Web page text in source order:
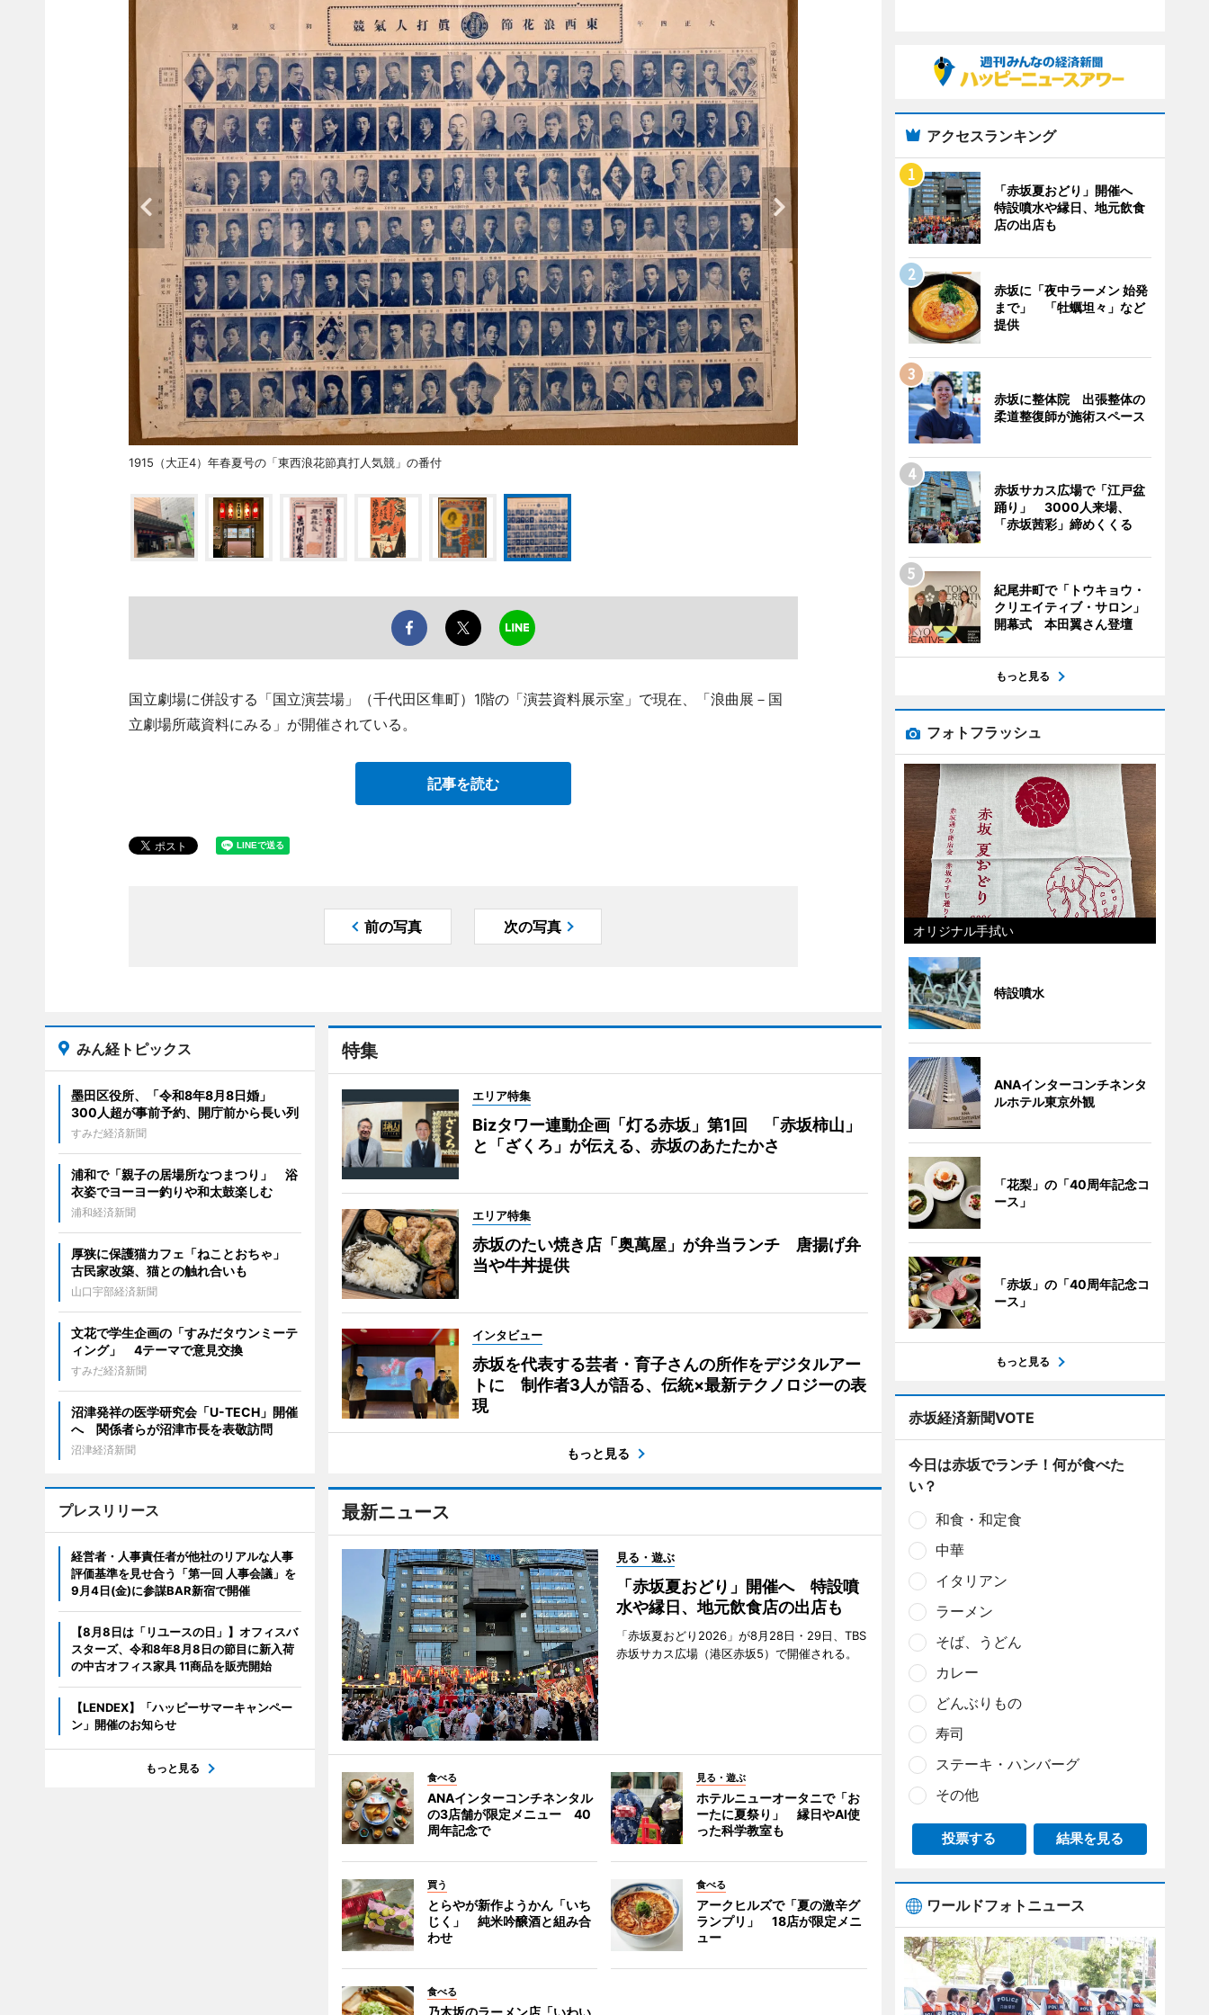
1915（大正4）年春夏号の「東西浪花節真打人気競」の番付
国立劇場に併設する「国立演芸場」（千代田区隼町）1階の「演芸資料展示室」で現在、「浪曲展－国
立劇場所蔵資料にみる」が開催されている。
記事を読む
前の写真 次の写真
特集
エリア特集
Bizタワー連動企画「灯る赤坂」第1回 「赤坂柿山」
と「ざくろ」が伝える、赤坂のあたたかさ
エリア特集
赤坂のたい焼き店「奥萬屋」が弁当ランチ 唐揚げ弁
当や牛丼提供
インタビュー
赤坂を代表する芸者・育子さんの所作をデジタルアー
トに 制作者3人が語る、伝統×最新テクノロジーの表
現
もっと見る
最新ニュース
見る・遊ぶ
「赤坂夏おどり」開催へ 特設噴
水や縁日、地元飲食店の出店も
「赤坂夏おどり2026」が8月28日・29日、TBS
赤坂サカス広場（港区赤坂5）で開催される。
食べる
ANAインターコンチネンタル
の3店舗が限定メニュー 40
周年記念で
見る・遊ぶ
ホテルニューオータニで「お
ーたに夏祭り」 縁日やAI使
った科学教室も
買う
とらやが新作ようかん「いち
じく」 純米吟醸酒と組み合
わせ
食べる
アークヒルズで「夏の激辛グ
ランプリ」 18店が限定メニ
ュー
食べる
乃木坂のラーメン店「いわい
みん経トピックス
墨田区役所、「令和8年8月8日婚」
300人超が事前予約、開庁前から長い列
すみだ経済新聞
浦和で「親子の居場所なつまつり」 浴
衣姿でヨーヨー釣りや和太鼓楽しむ
浦和経済新聞
厚狭に保護猫カフェ「ねことおちゃ」
古民家改築、猫との触れ合いも
山口宇部経済新聞
文花で学生企画の「すみだタウンミーテ
ィング」 4テーマで意見交換
すみだ経済新聞
沼津発祥の医学研究会「U-TECH」開催
へ 関係者らが沼津市長を表敬訪問
沼津経済新聞
プレスリリース
経営者・人事責任者が他社のリアルな人事
評価基準を見せ合う「第一回 人事会議」を
9月4日(金)に参謀BAR新宿で開催
【8月8日は「リユースの日」】オフィスバ
スターズ、令和8年8月8日の節目に新入荷
の中古オフィス家具 11商品を販売開始
【LENDEX】「ハッピーサマーキャンペー
ン」開催のお知らせ
もっと見る
アクセスランキング
「赤坂夏おどり」開催へ
特設噴水や縁日、地元飲食
店の出店も
赤坂に「夜中ラーメン 始発
まで」 「牡蠣坦々」など
提供
赤坂に整体院 出張整体の
柔道整復師が施術スペース
赤坂サカス広場で「江戸盆
踊り」 3000人来場、
「赤坂茜彩」締めくくる
紀尾井町で「トウキョウ・
クリエイティブ・サロン」
開幕式 本田翼さん登壇
もっと見る
フォトフラッシュ
オリジナル手拭い
特設噴水
ANAインターコンチネンタ
ルホテル東京外観
「花梨」の「40周年記念コ
ース」
「赤坂」の「40周年記念コ
ース」
もっと見る
赤坂経済新聞VOTE
今日は赤坂でランチ！何が食べた
い？
和食・和定食
中華
イタリアン
ラーメン
そば、うどん
カレー
どんぶりもの
寿司
ステーキ・ハンバーグ
その他
投票する 結果を見る
ワールドフォトニュース